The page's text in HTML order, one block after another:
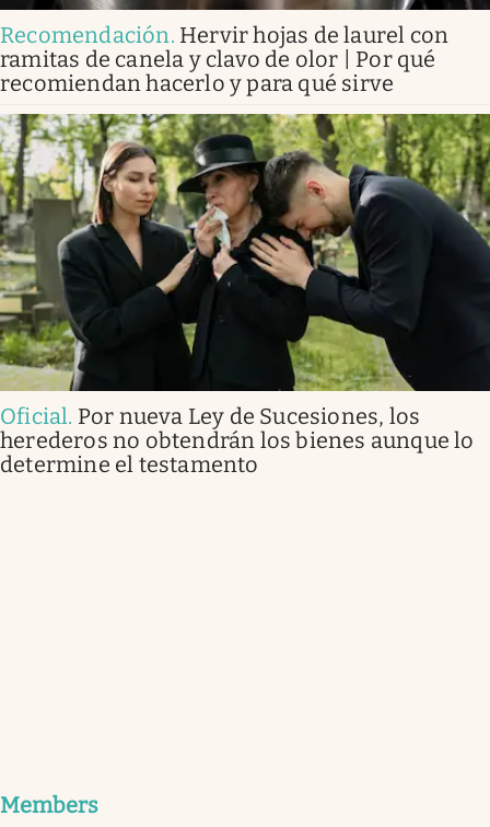
Recomendación. Hervir hojas de laurel con
ramitas de canela y clavo de olor | Por qué
recomiendan hacerlo y para qué sirve
Oficial. Por nueva Ley de Sucesiones, los
herederos no obtendrán los bienes aunque lo
determine el testamento
Members